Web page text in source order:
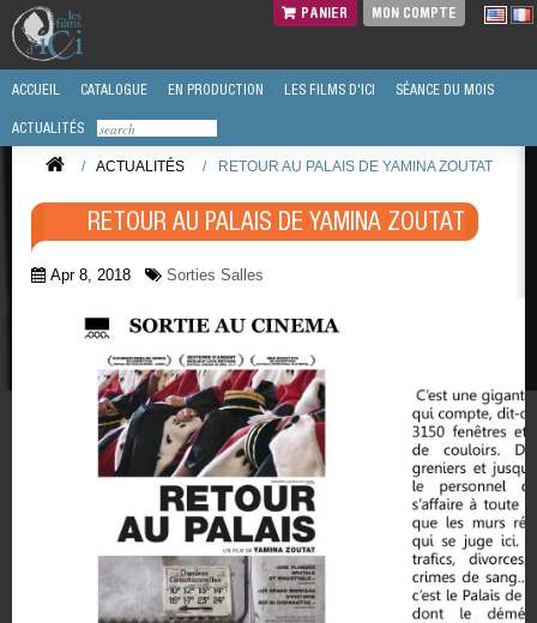
PANIER MON COMPTE
ACCUEIL CATALOGUE EN PRODUCTION LES FILMS D'ICI SÉANCE DU MOIS
ACTUALITÉS
/ ACTUALITÉS / RETOUR AU PALAIS DE YAMINA ZOUTAT
RETOUR AU PALAIS DE YAMINA ZOUTAT
Apr 8, 2018 Sorties Salles